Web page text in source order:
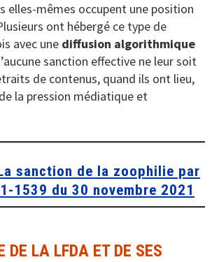
elles-mêmes occupent une position
ont hébergé ce type de
avec une diffusion algorithmique
sanction effective ne leur soit
de contenus, quand ils ont lieu,
la pression médiatique et
sanction de la zoophilie par
1539 du 30 novembre 2021
DE LA LFDA ET DE SES